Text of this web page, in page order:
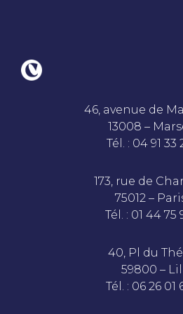
46, avenue de
13008 –
Tél. : 04 91 33
173, rue de
75012 –
Tél. : 01 44 75
40, Pl du
59800 –
Tél. : 06 26 01